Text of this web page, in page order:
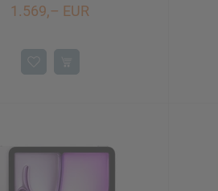
1.569,– EUR